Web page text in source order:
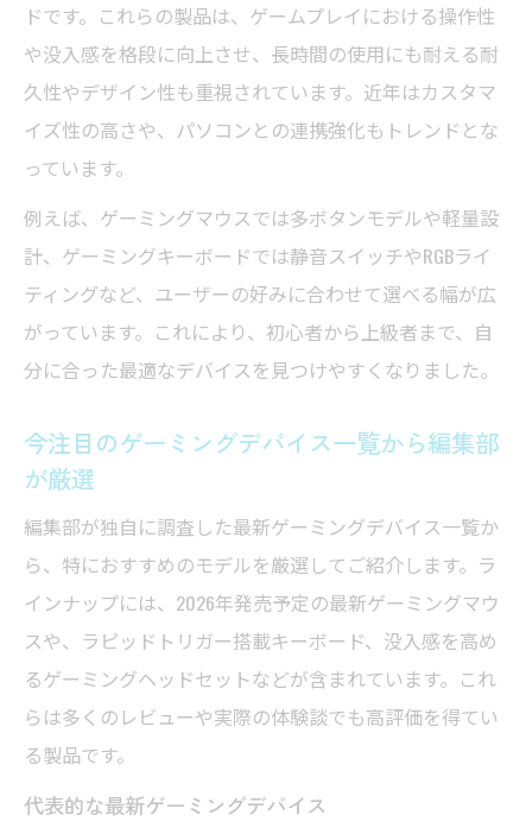
ドです。これらの製品は、ゲームプレイにおける操作性
や没入感を格段に向上させ、長時間の使用にも耐える耐
久性やデザイン性も重視されています。近年はカスタマ
イズ性の高さや、パソコンとの連携強化もトレンドとな
っています。
例えば、ゲーミングマウスでは多ボタンモデルや軽量設
計、ゲーミングキーボードでは静音スイッチやRGBライ
ティングなど、ユーザーの好みに合わせて選べる幅が広
がっています。これにより、初心者から上級者まで、自
分に合った最適なデバイスを見つけやすくなりました。
今注目のゲーミングデバイス一覧から編集部
が厳選
編集部が独自に調査した最新ゲーミングデバイス一覧か
ら、特におすすめのモデルを厳選してご紹介します。ラ
インナップには、2026年発売予定の最新ゲーミングマウ
スや、ラピッドトリガー搭載キーボード、没入感を高め
るゲーミングヘッドセットなどが含まれています。これ
らは多くのレビューや実際の体験談でも高評価を得てい
る製品です。
代表的な最新ゲーミングデバイス